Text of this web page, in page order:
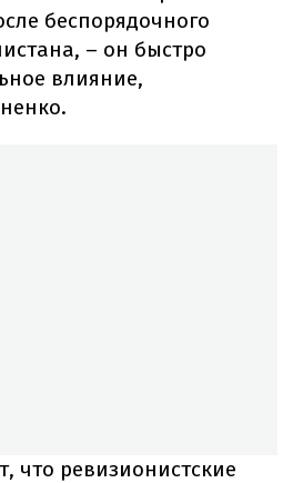
беспорядочного
– он быстро
влияние,
что ревизионистские